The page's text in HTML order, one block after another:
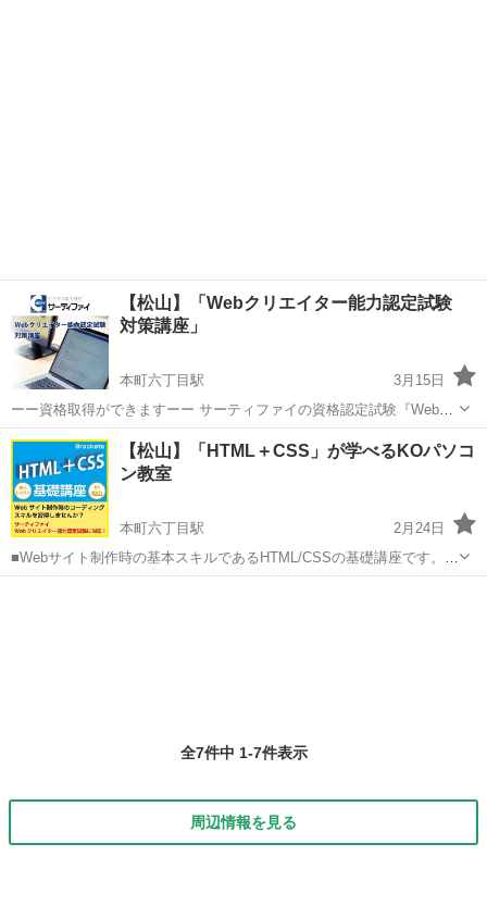
【松山】「Webクリエイター能力認定試験
対策講座」
本町六丁目駅
3月15日
ーー資格取得ができますーー サーティファイの資格認定試験『Webク
リエイター能力認定試験』の対策講座を行なっています。 当教室で受
験も出来ます。 試験概要→https://miro.com/app/board/...
愛媛 松山市 本町六丁目駅 Webデザイナー
サーティファイ
【松山】「HTML＋CSS」が学べるKOパソコ
ン教室
本町六丁目駅
2月24日
■Webサイト制作時の基本スキルであるHTML/CSSの基礎講座です。
Adobe Systemsが開発するオープンソースのウェブ制作用テキストエ
全7件中 1-7件表示
周辺情報を見る